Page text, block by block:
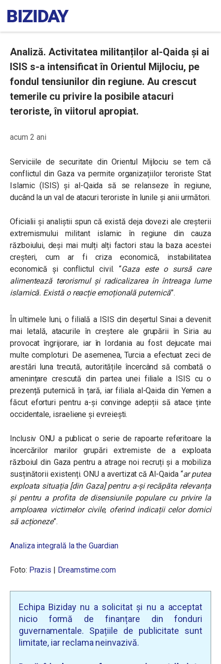
Analiză. Activitatea militanților al-Qaida și ai
ISIS s-a intensificat în Orientul Mijlociu, pe
fondul tensiunilor din regiune. Au crescut
temerile cu privire la posibile atacuri
teroriste, în viitorul apropiat.
acum 2 ani
Serviciile de securitate din Orientul Mijlociu se tem că
conflictul din Gaza va permite organizațiilor teroriste Stat
Islamic (ISIS) și al-Qaida să se relanseze în regiune,
ducând la un val de atacuri teroriste în lunile și anii următori.
Oficialii și analiștii spun că există deja dovezi ale creșterii
extremismului militant islamic în regiune din cauza
războiului, deși mai mulți alți factori stau la baza acestei
creșteri, cum ar fi criza economică, instabilitatea
economică și conflictul civil.“Gaza este o sursă care
alimentează terorismul și radicalizarea în întreaga lume
islamică. Există o reacție emoțională puternică”.
În ultimele luni, o filială a ISIS din deșertul Sinai a devenit
mai letală, atacurile în creștere ale grupării în Siria au
provocat îngrijorare, iar în Iordania au fost dejucate mai
multe comploturi. De asemenea, Turcia a efectuat zeci de
arestări luna trecută, autoritățile încercând să combată o
amenințare crescută din partea unei filiale a ISIS cu o
prezență puternică în țară, iar filiala al-Qaida din Yemen a
făcut eforturi pentru a-și convinge adepții să atace ținte
occidentale, israeliene și evreiești.
Inclusiv ONU a publicat o serie de rapoarte referitoare la
încercărilor marilor grupări extremiste de a exploata
războiul din Gaza pentru a atrage noi recruți și a mobiliza
susținătorii existenți. ONU a avertizat că Al-Qaida“ar putea
exploata situația [din Gaza] pentru a-și recăpăta relevanța
și pentru a profita de disensiunile populare cu privire la
amploarea victimelor civile, oferind indicații celor dornici
să acționeze”.
Analiza integrală la the Guardian
Foto: Prazis | Dreamstime.com
Echipa Biziday nu a solicitat și nu a acceptat
nicio formă de finanțare din fonduri
guvernamentale. Spațiile de publicitate sunt
limitate, iar reclama neinvazivă.